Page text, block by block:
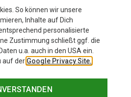
auch
So können wir unsere
Inhalte auf Dich
personalisierte
Zustimmung schließt ggf. die
u.a. auch in den USA ein.
auf der Google Privacy Site.